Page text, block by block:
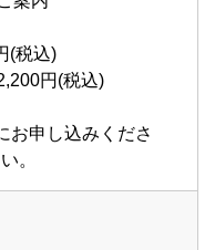
(税込)
円(税込)
お申し込みくださ
。